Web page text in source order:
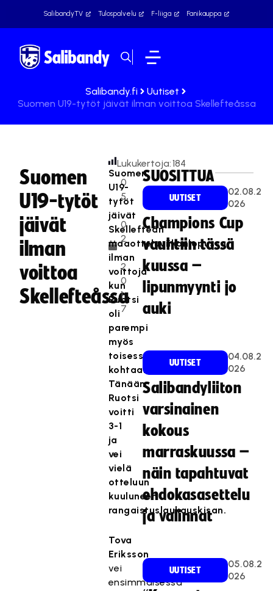
SalibandyTV Tulospalvelu F-liiga Fanikauppa
Salibandy.fi
Uutiset
Suomen U19-tytöt jäivät ilman voittoa Skellefteåssa
Suomen
U19-tytöt
jäivät
ilman
voittoa
Skellefteåssa
0
5
.
0
2
.
2
0
1
7
Lukukertoja:184
Suomen
U19-
tytöt
jäivät
Skellefteån
maaotteluviikonlopussa
ilman
voittoja
kun
Ruotsi
oli
parempi
myös
toisessa
kohtaamisessa.
Tänään
Ruotsi
voitti
3-1
ja
vei
vielä
otteluun
kuuluneen
rangaistuslaukauskisan.
Tova
Eriksson
vei
ensimmäisessä
SUOSITTUA
UUTISET
02.08.2
026
Champions Cup
vauhtiin tässä
kuussa –
lipunmyynti jo
auki
UUTISET
04.08.2
026
Salibandyliiton
varsinainen
kokous
marraskuussa –
näin tapahtuvat
ehdokasasettelu
ja valinnat
UUTISET
05.08.2
026